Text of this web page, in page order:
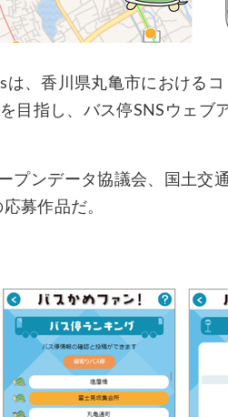
、香川県丸亀市における
目指し、バス停SNSウェブ
プンデータ協議会、国土交
募作品だ。